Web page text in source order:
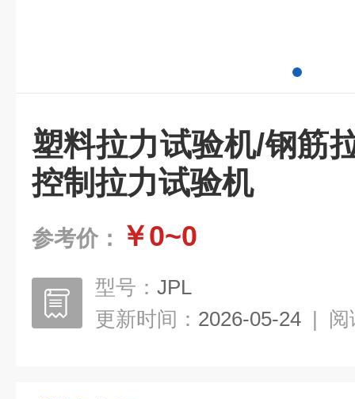
塑料拉力试验机/钢筋
控制拉力试验机
参考价： ￥0~0
型号： JPL
更新时间： 2026-05-24 | 阅